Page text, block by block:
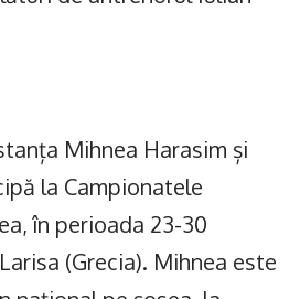
Mihnea Harasim și
la Campionatele
în perioada 23-30
(Grecia). Mihnea este